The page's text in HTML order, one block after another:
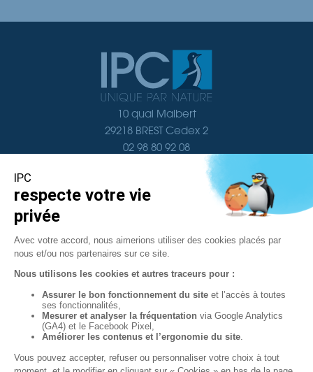
10 quai Malbert
29218 BREST Cedex 2
02 98 80 92 08
Documentation
Localisation